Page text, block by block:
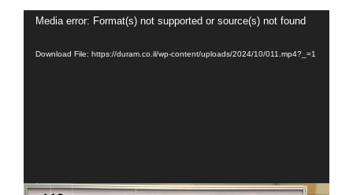
Video
Media error: Format(s) not supported or source(s) not found
Download File: https://duram.co.il/wp-content/uploads/2024/10/011.mp4?_=1